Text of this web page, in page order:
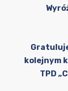
kolejnym
TPD